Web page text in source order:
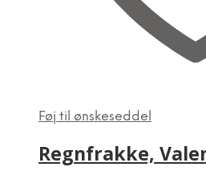
Føj til ønskeseddel
Regnfrakke,